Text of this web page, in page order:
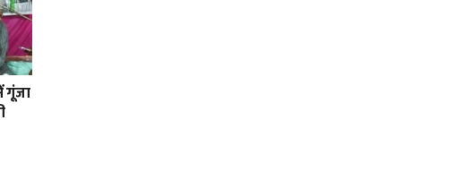
गूंजा